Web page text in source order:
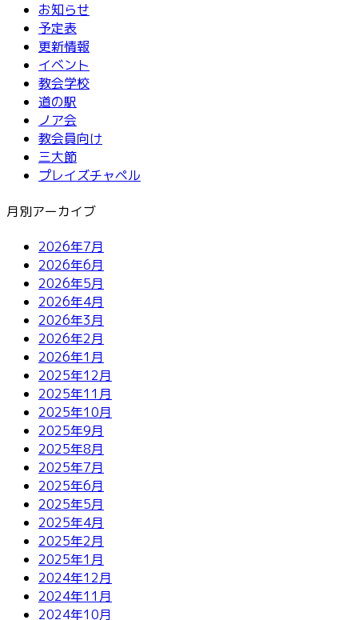
お知らせ
予定表
更新情報
イベント
教会学校
道の駅
ノア会
教会員向け
三大節
プレイズチャペル
月別アーカイブ
2026年7月
2026年6月
2026年5月
2026年4月
2026年3月
2026年2月
2026年1月
2025年12月
2025年11月
2025年10月
2025年9月
2025年8月
2025年7月
2025年6月
2025年5月
2025年4月
2025年2月
2025年1月
2024年12月
2024年11月
2024年10月